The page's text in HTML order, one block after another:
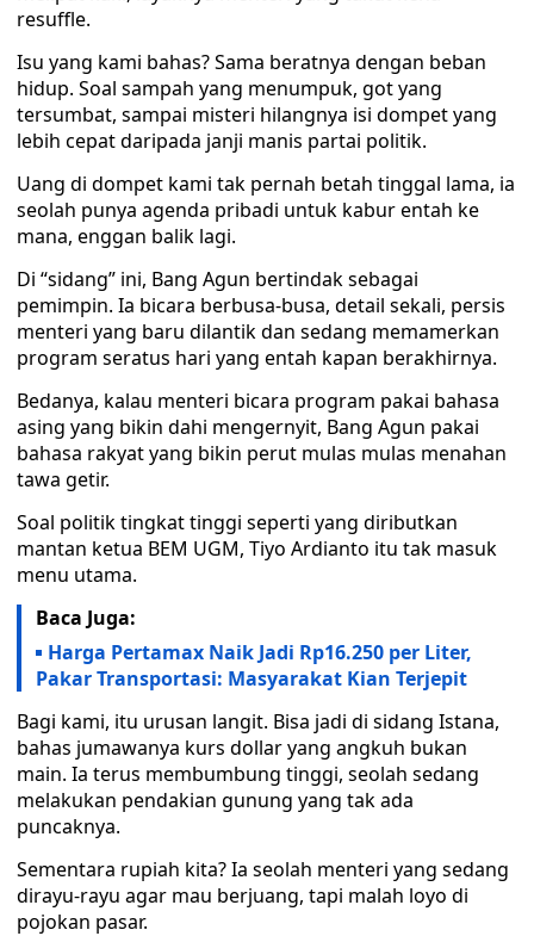
resuffle.
Isu yang kami bahas? Sama beratnya dengan beban
hidup. Soal sampah yang menumpuk, got yang
tersumbat, sampai misteri hilangnya isi dompet yang
lebih cepat daripada janji manis partai politik.
Uang di dompet kami tak pernah betah tinggal lama, ia
seolah punya agenda pribadi untuk kabur entah ke
mana, enggan balik lagi.
Di “sidang” ini, Bang Agun bertindak sebagai
pemimpin. Ia bicara berbusa-busa, detail sekali, persis
menteri yang baru dilantik dan sedang memamerkan
program seratus hari yang entah kapan berakhirnya.
Bedanya, kalau menteri bicara program pakai bahasa
asing yang bikin dahi mengernyit, Bang Agun pakai
bahasa rakyat yang bikin perut mulas mulas menahan
tawa getir.
Soal politik tingkat tinggi seperti yang diributkan
mantan ketua BEM UGM, Tiyo Ardianto itu tak masuk
menu utama.
Baca Juga:
Harga Pertamax Naik Jadi Rp16.250 per Liter,
Pakar Transportasi: Masyarakat Kian Terjepit
Bagi kami, itu urusan langit. Bisa jadi di sidang Istana,
bahas jumawanya kurs dollar yang angkuh bukan
main. Ia terus membumbung tinggi, seolah sedang
melakukan pendakian gunung yang tak ada
puncaknya.
Sementara rupiah kita? Ia seolah menteri yang sedang
dirayu-rayu agar mau berjuang, tapi malah loyo di
pojokan pasar.